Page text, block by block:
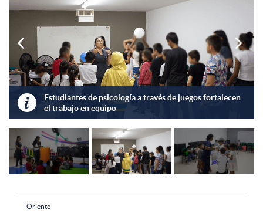

Estudiantes de psicología a través de juegos fortalecen
el trabajo en equipo
 
Oriente